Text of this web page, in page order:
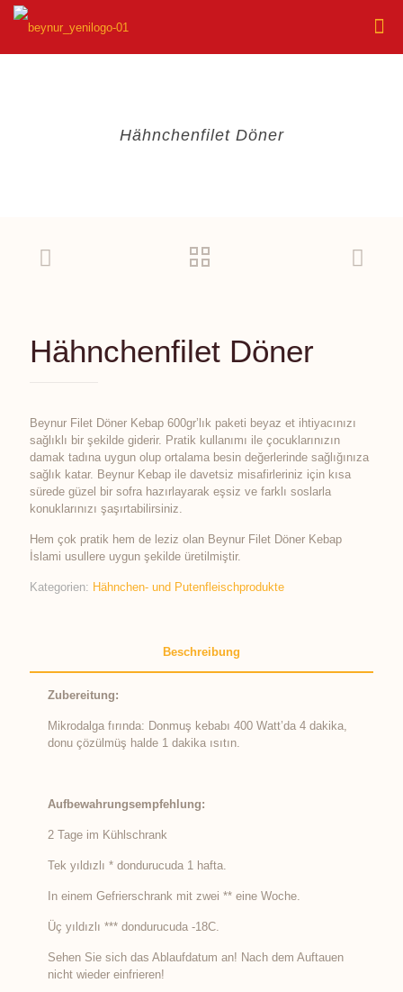
Hähnchenfilet Döner
Hähnchenfilet Döner
Beynur Filet Döner Kebap 600gr’lık paketi beyaz et ihtiyacınızı
sağlıklı bir şekilde giderir. Pratik kullanımı ile çocuklarınızın
damak tadına uygun olup ortalama besin değerlerinde sağlığınıza
sağlık katar. Beynur Kebap ile davetsiz misafirleriniz için kısa
sürede güzel bir sofra hazırlayarak eşsiz ve farklı soslarla
konuklarınızı şaşırtabilirsiniz.
Hem çok pratik hem de leziz olan Beynur Filet Döner Kebap
İslami usullere uygun şekilde üretilmiştir.
Kategorien: Hähnchen- und Putenfleischprodukte
Beschreibung
Zubereitung:
Mikrodalga fırında: Donmuş kebabı 400 Watt’da 4 dakika,
donu çözülmüş halde 1 dakika ısıtın.
Aufbewahrungsempfehlung:
2 Tage im Kühlschrank
Tek yıldızlı * dondurucuda 1 hafta.
In einem Gefrierschrank mit zwei ** eine Woche.
Üç yıldızlı *** dondurucuda -18C.
Sehen Sie sich das Ablaufdatum an! Nach dem Auftauen
nicht wieder einfrieren!